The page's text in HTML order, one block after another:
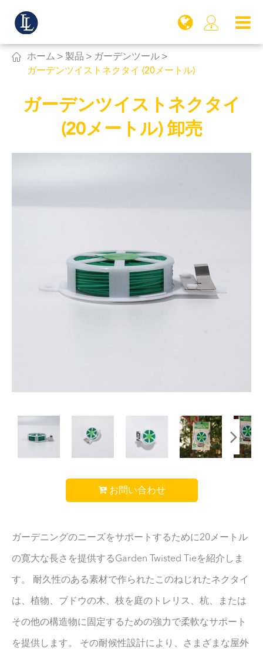

 ホーム 製品
ガーデンツール
ガーデンツイストネクタイ (20メートル)
ガーデンツイストネクタイ
(20メートル) 卸売
お問い合わせ
ガーデニングのニーズをサポートするために20メートル
の寛大な長さを提供するGarden Twisted Tieを紹介しま
す。 耐久性のある素材で作られたこのねじれたネクタイ
は、植物、ブドウの木、枝を庭のトレリス、杭、または
その他の構造物に固定するための強力で柔軟なサポート
を提供します。 その耐候性設計により、さまざまな屋外